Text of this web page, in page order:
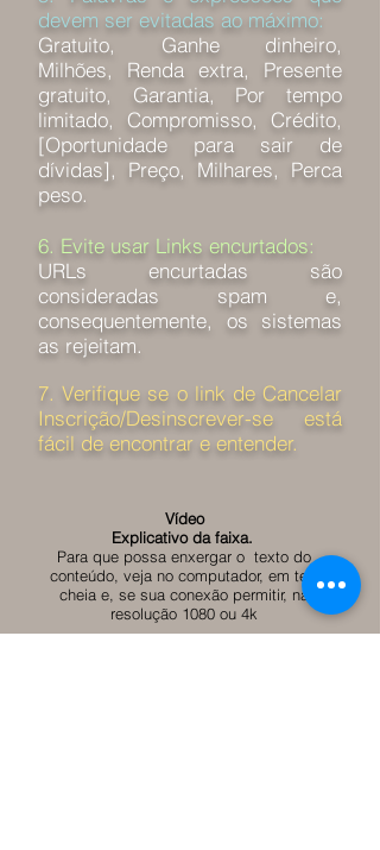
devem ser evitadas ao máximo:
Gratuito, Ganhe dinheiro,
Milhões, Renda extra, Presente
gratuito, Garantia, Por tempo
limitado, Compromisso, Crédito,
[Oportunidade para sair de
dívidas], Preço, Milhares, Perca
peso.
6. Evite usar Links encurtados:
URLs encurtadas são
consideradas spam e,
consequentemente, os sistemas
as rejeitam.
7. Verifique se o link de Cancelar
Inscrição/Desinscrever-se está
fácil de encontrar e entender.
Vídeo
Explicativo da faixa.
Para que possa enxergar o texto do
conteúdo, veja no computador, em tela
cheia e, se sua conexão permitir, na
resolução 1080 ou 4k